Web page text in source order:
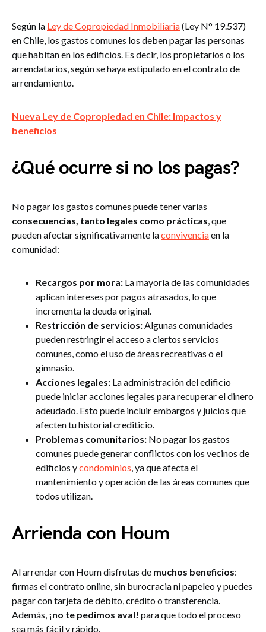
Según la Ley de Copropiedad Inmobiliaria(Ley N° 19.537)
en Chile, los gastos comunes los deben pagar las personas
que habitan en los edificios. Es decir, los propietarios o los
arrendatarios, según se haya estipulado en el contrato de
arrendamiento.
Nueva Ley de Copropiedad en Chile: Impactos y
beneficios
¿Qué ocurre si no los pagas?
No pagar los gastos comunes puede tener varias
consecuencias, tanto legales como prácticas, que
pueden afectar significativamente laconvivenciaen la
comunidad:
Recargos por mora: La mayoría de las comunidades
aplican intereses por pagos atrasados, lo que
incrementa la deuda original.
Restricción de servicios:Algunas comunidades
pueden restringir el acceso a ciertos servicios
comunes, como el uso de áreas recreativas o el
gimnasio.
Acciones legales: La administración del edificio
puede iniciar acciones legales para recuperar el dinero
adeudado. Esto puede incluir embargos y juicios que
afecten tu historial crediticio.
Problemas comunitarios: No pagar los gastos
comunes puede generar conflictos con los vecinos de
edificios ycondominios, ya que afecta el
mantenimiento y operación de las áreas comunes que
todos utilizan.
Arrienda con Houm
Al arrendar con Houm disfrutas de muchos beneficios:
firmas el contrato online, sin burocracia ni papeleo y puedes
pagar con tarjeta de débito, crédito o transferencia.
Además, ¡no te pedimos aval! para que todo el proceso
sea más fácil y rápido.